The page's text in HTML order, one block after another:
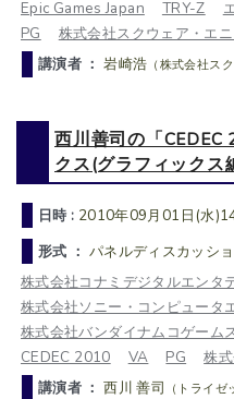
Epic Games Japan
TRY-Z
PG
株式会社スクウェア・エ
講演者 ：岩崎浩 （株式会社ス
西川善司の「CEDEC
クス(グラフィックス
日時 : 2010年09月01日(水
形式 ： パネルディスカッシ
株式会社コナミデジタルエンタ
株式会社ソニー・コンピュータ
株式会社バンダイナムコゲーム
CEDEC 2010
VA PG
株
講演者 ：西川 善司 （トライゼ